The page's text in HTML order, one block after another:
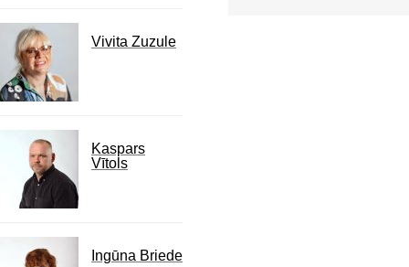
Vivita Zuzule
Kaspars
Vītols
Ingūna Briede